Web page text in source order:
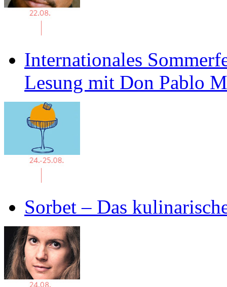
Internationales
Lesung mit Don Pablo
Sorbet – Das